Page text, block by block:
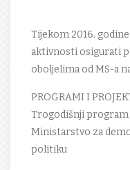
Tijekom 2016.
aktivnosti osigurati
oboljelima od MS-a
PROGRAMI I
Trogodišnji program
Ministarstvo za
politiku